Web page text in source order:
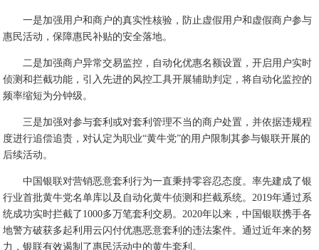
一是加强用户和商户的真实性核验，防止虚假用户和虚假商户参与
惠民活动，保障惠民补贴的安全落地。
二是加强商户异常交易监控，自动化优惠名额设置，开启用户实时
侦测和拦截功能，引入先进的风控工具开展辅助判定，将自动化监控的
频率缩短为分钟级。
三是加强对参与套利或对套利管理不当的商户处置，并依据违规程
度进行追偿追责，对认定为职业“黄牛党”的用户限制其参与银联开展的
后续活动。
中国银联对营销恶意套利行为一直秉持零容忍态度。率先建成了银
行业首批黄牛党名单库以及自动化黄牛侦测和拦截系统。2019年通过系
统成功实时拦截了1000多万笔套利交易。2020年以来，中国银联携手各
地警方破获多起利用云闪付优惠恶意套利的违法案件。通过近年来的努
力，银联有效遏制了惠民活动中的黄牛套利。